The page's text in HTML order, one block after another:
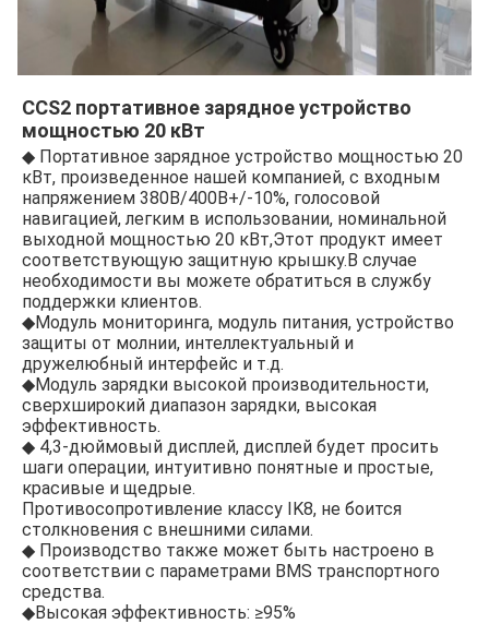
CCS2 портативное зарядное устройство
мощностью 20 кВт
◆ Портативное зарядное устройство мощностью 20
кВт, произведенное нашей компанией, с входным
напряжением 380В/400В+/-10%, голосовой
навигацией, легким в использовании, номинальной
выходной мощностью 20 кВт,Этот продукт имеет
соответствующую защитную крышку.В случае
необходимости вы можете обратиться в службу
поддержки клиентов.
◆Модуль мониторинга, модуль питания, устройство
защиты от молнии, интеллектуальный и
дружелюбный интерфейс и т.д.
◆Модуль зарядки высокой производительности,
сверхширокий диапазон зарядки, высокая
эффективность.
◆ 4,3-дюймовый дисплей, дисплей будет просить
шаги операции, интуитивно понятные и простые,
красивые и щедрые.
Противосопротивление классу IK8, не боится
столкновения с внешними силами.
◆ Производство также может быть настроено в
соответствии с параметрами BMS транспортного
средства.
◆Высокая эффективность: ≥95%